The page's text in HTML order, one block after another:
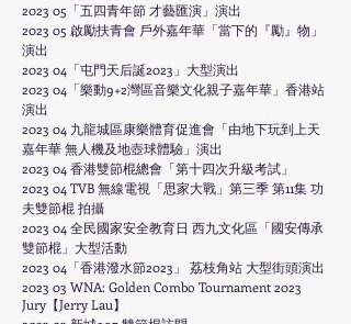
2023 05「五四青年節 才藝匯演」演出
2023 05 啟勵扶青會 戶外嘉年華「當下的『勵』物」
演出
2023 04「屯門天后誕2023」大型演出
2023 04「樂動9+2灣區音樂文化親子嘉年華」香港站
演出
2023 04 九龍城區康樂體育促進會「由地下玩到上天
嘉年華 無人機及地壺球體驗」演出
2023 04 香港雙節棍總會「第十四次升級考試」
2023 04 TVB 無線電視「思家大戰」第三季 第11集 功
夫雙節棍 拍攝
2023 04 全民國家安全教育日 西九文化區「國安傳承
雙節棍」大型活動
2023 04「香港潑水節2023」 荔枝角站 大型街頭演出
2023 03 WNA: Golden Combo Tournament 2023
Jury【Jerry Lau】